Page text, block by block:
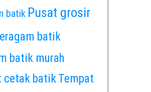
batik Pusat grosir
batik
batik murah
cetak batik Tempat